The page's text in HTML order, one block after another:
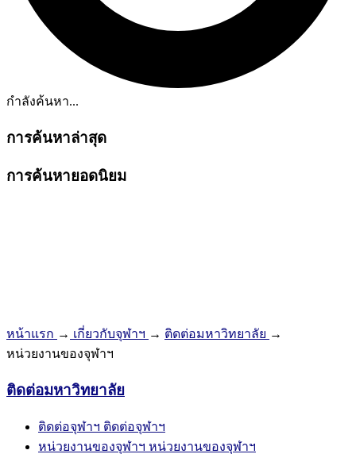
กำลังค้นหา...
การค้นหาล่าสุด
การค้นหายอดนิยม
หน้าแรก → เกี่ยวกับจุฬาฯ → ติดต่อมหาวิทยาลัย →
หน่วยงานของจุฬาฯ
ติดต่อมหาวิทยาลัย
ติดต่อจุฬาฯ ติดต่อจุฬาฯ
หน่วยงานของจุฬาฯ หน่วยงานของจุฬาฯ